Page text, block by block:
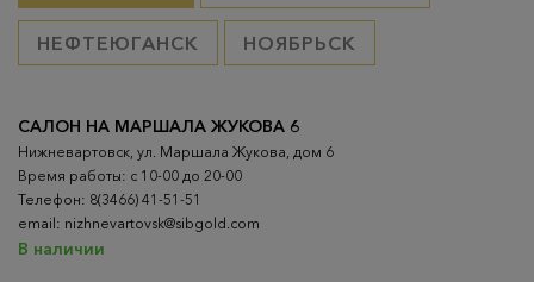
НЕФТЕЮГАНСК НОЯБРЬСК
САЛОН НА МАРШАЛА ЖУКОВА 6
Нижневартовск, ул. Маршала Жукова, дом 6
Время работы: с 10-00 до 20-00
Телефон: 8(3466) 41-51-51
email: nizhnevartovsk@sibgold.com
В наличии